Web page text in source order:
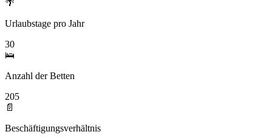
🌴
Urlaubstage pro Jahr
30
🛌
Anzahl der Betten
205
📄
Beschäftigungsverhältnis